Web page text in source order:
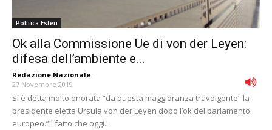
Politica Esteri
Ok alla Commissione Ue di von der Leyen:
difesa dell’ambiente e...
Redazione Nazionale -
27 Novembre 2019
Si è detta molto onorata “da questa maggioranza travolgente” la
presidente eletta Ursula von der Leyen dopo l’ok del parlamento
europeo.”Il fatto che oggi...